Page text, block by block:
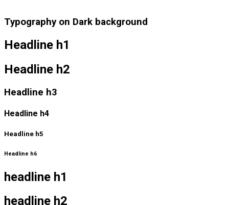
Typography on Dark background
Headline h1
Headline h2
Headline h3
Headline h4
Headline h5
Headline h6
headline h1
headline h2